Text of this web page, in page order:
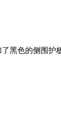
黑色的侧围护